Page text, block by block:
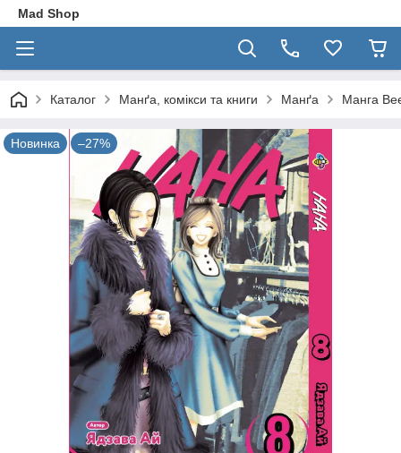
Mad Shop
Каталог Манґа, комікси та книги Манґа Манга
Новинка –27%